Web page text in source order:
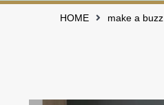
HOME make a buzz